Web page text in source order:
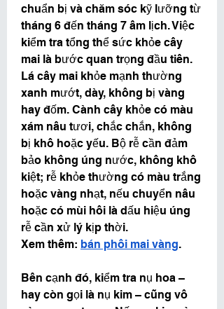
chuẩn bị và chăm sóc kỹ lưỡng từ
tháng 6 đến tháng 7 âm lịch. Việc
kiểm tra tổng thể sức khỏe cây
mai là bước quan trọng đầu tiên.
Lá cây mai khỏe mạnh thường
xanh mướt, dày, không bị vàng
hay đốm. Cành cây khỏe có màu
xám nâu tươi, chắc chắn, không
bị khô hoặc yếu. Bộ rễ cần đảm
bảo không úng nước, không khô
kiệt; rễ khỏe thường có màu trắng
hoặc vàng nhạt, nếu chuyển nâu
hoặc có mùi hôi là dấu hiệu úng
rễ cần xử lý kịp thời.
Xem thêm: bán phôi mai vàng.
Bên cạnh đó, kiểm tra nụ hoa –
hay còn gọi là nụ kim – cũng vô